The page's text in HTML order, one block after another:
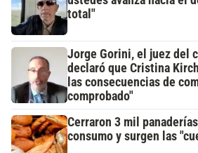
total"
Jorge Gorini, el juez del
declaró que Cristina
las consecuencias de
comprobado"
Cerraron 3 mil
consumo y surgen las